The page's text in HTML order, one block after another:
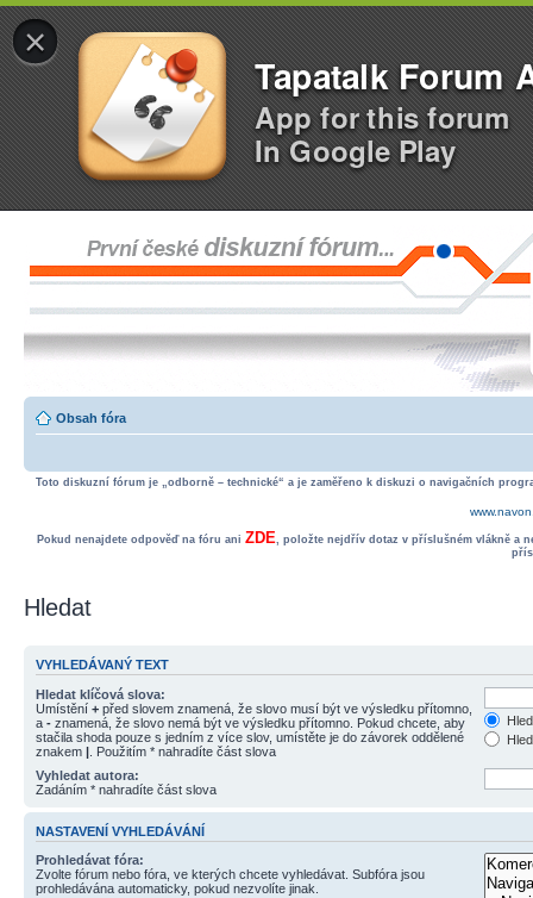
×
Tapatalk Forum
App for this forum
In Google Play
Obsah fóra
Toto diskuzní fórum je „odborně – technické“ a je zaměřeno k diskuzi o navigačních
Pokud nenajdete odpověď na fóru ani ZDE, položte nejdřív dotaz v příslušném vlákně a
Hledat
VYHLEDÁVANÝ TEXT
Hledat klíčová slova:
Umístění + před slovem znamená, že slovo musí být ve výsledku přítomno,
a - znamená, že slovo nemá být ve výsledku přítomno. Pokud chcete, aby
stačila shoda pouze s jedním z více slov, umístěte je do závorek oddělené
znakem | . Použitím * nahradíte část slova
Vyhledat autora:
Zadáním * nahradíte část slova
NASTAVENÍ VYHLEDÁVÁNÍ
Prohledávat fóra:
Zvolte fórum nebo fóra, ve kterých chcete vyhledávat. Subfóra jsou
prohledávána automaticky, pokud nezvolíte jinak.